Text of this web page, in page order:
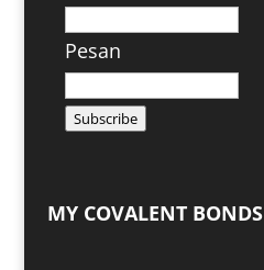
Pesan
Subscribe
MY COVALENT BONDS